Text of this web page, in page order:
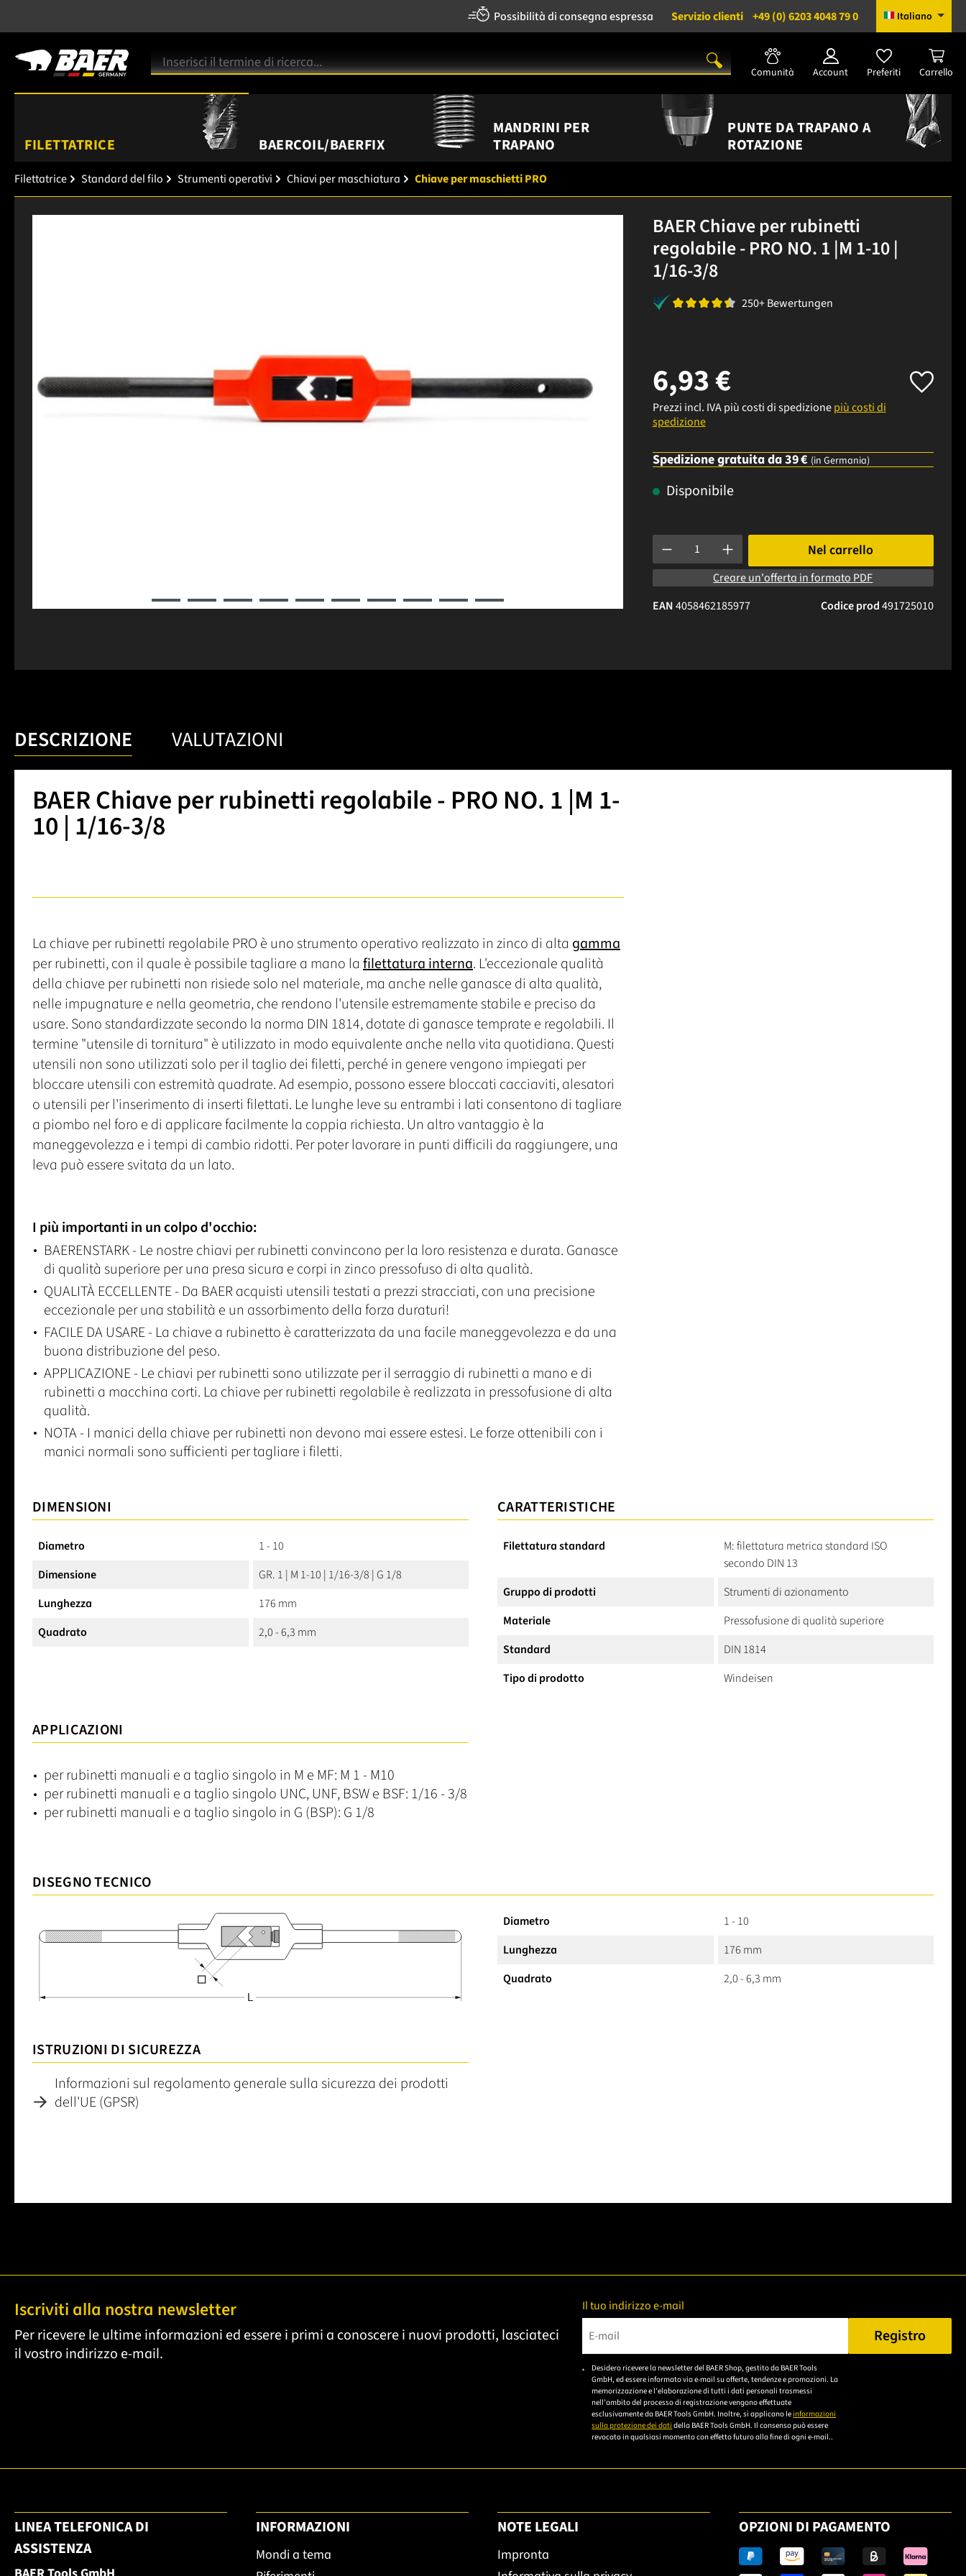
Possibilità di consegna espressa Servizio clienti +49 (0) 6203 4048 79 0 Italiano
Comunità Account Preferiti Carrello
FILETTATRICE BAERCOIL/BAERFIX
MANDRINI PER
TRAPANO
PUNTE DA TRAPANO A
ROTAZIONE
Filettatrice Standard del filo Strumenti operativi Chiavi per maschiatura Chiave per maschietti PRO
BAER Chiave per rubinetti
regolabile - PRO NO. 1 |M 1-10 |
1/16-3/8
250+ Bewertungen
6,93 €
Prezzi incl. IVA più costi di spedizionepiù costi di
spedizione
Spedizione gratuita da 39 € (in Germania)
Disponibile
Quantità del prodotto: inserisci la quantità desiderata o usa i
Nel carrello
Creare un'offerta in formato PDF
Codice prod491725010
EAN4058462185977
DESCRIZIONE VALUTAZIONI
BAER Chiave per rubinetti regolabile - PRO NO. 1 |M 1-
10 | 1/16-3/8
La chiave per rubinetti regolabile PRO è uno strumento operativo realizzato in zinco di alta gamma
per rubinetti, con il quale è possibile tagliare a mano la filettatura interna. L'eccezionale qualità
della chiave per rubinetti non risiede solo nel materiale, ma anche nelle ganasce di alta qualità,
nelle impugnature e nella geometria, che rendono l'utensile estremamente stabile e preciso da
usare. Sono standardizzate secondo la norma DIN 1814, dotate di ganasce temprate e regolabili. Il
termine "utensile di tornitura" è utilizzato in modo equivalente anche nella vita quotidiana. Questi
utensili non sono utilizzati solo per il taglio dei filetti, perché in genere vengono impiegati per
bloccare utensili con estremità quadrate. Ad esempio, possono essere bloccati cacciaviti, alesatori
o utensili per l'inserimento di inserti filettati. Le lunghe leve su entrambi i lati consentono di tagliare
a piombo nel foro e di applicare facilmente la coppia richiesta. Un altro vantaggio è la
maneggevolezza e i tempi di cambio ridotti. Per poter lavorare in punti difficili da raggiungere, una
leva può essere svitata da un lato.
I più importanti in un colpo d'occhio:
BAERENSTARK - Le nostre chiavi per rubinetti convincono per la loro resistenza e durata. Ganasce
di qualità superiore per una presa sicura e corpi in zinco pressofuso di alta qualità.
QUALITÀ ECCELLENTE - Da BAER acquisti utensili testati a prezzi stracciati, con una precisione
eccezionale per una stabilità e un assorbimento della forza duraturi!
FACILE DA USARE - La chiave a rubinetto è caratterizzata da una facile maneggevolezza e da una
buona distribuzione del peso.
APPLICAZIONE - Le chiavi per rubinetti sono utilizzate per il serraggio di rubinetti a mano e di
rubinetti a macchina corti. La chiave per rubinetti regolabile è realizzata in pressofusione di alta
qualità.
NOTA - I manici della chiave per rubinetti non devono mai essere estesi. Le forze ottenibili con i
manici normali sono sufficienti per tagliare i filetti.
DIMENSIONI
Diametro
1 - 10
Dimensione
GR. 1 | M 1-10 | 1/16-3/8 | G 1/8
Lunghezza
176 mm
Quadrato
2,0 - 6,3 mm
CARATTERISTICHE
Filettatura standard
M: filettatura metrica standard ISO
secondo DIN 13
Gruppo di prodotti
Strumenti di azionamento
Materiale
Pressofusione di qualità superiore
Standard
DIN 1814
Tipo di prodotto
Windeisen
APPLICAZIONI
per rubinetti manuali e a taglio singolo in M e MF: M 1 - M10
per rubinetti manuali e a taglio singolo UNC, UNF, BSW e BSF: 1/16 - 3/8
per rubinetti manuali e a taglio singolo in G (BSP): G 1/8
DISEGNO TECNICO
Diametro
1 - 10
Lunghezza
176 mm
Quadrato
2,0 - 6,3 mm
ISTRUZIONI DI SICUREZZA
Informazioni sul regolamento generale sulla sicurezza dei prodotti
dell'UE (GPSR)
Iscriviti alla nostra newsletter
Per ricevere le ultime informazioni ed essere i primi a conoscere i nuovi prodotti, lasciateci
il vostro indirizzo e-mail.
Il tuo indirizzo e-mail
Bitte geben Sie eine gültige E-Mail-Adresse ein.
Registro
Desidero ricevere la newsletter del BAER Shop, gestito da BAER Tools
GmbH, ed essere informato via e-mail su offerte, tendenze e promozioni. La
memorizzazione e l'elaborazione di tutti i dati personali trasmessi
nell'ambito del processo di registrazione vengono effettuate
esclusivamente da BAER Tools GmbH. Inoltre, si applicano le informazioni
sulla protezione dei dati della BAER Tools GmbH. Il consenso può essere
revocato in qualsiasi momento con effetto futuro alla fine di ogni e-mail..
LINEA TELEFONICA DI
ASSISTENZA
INFORMAZIONI
Mondi a tema
NOTE LEGALI
Impronta
OPZIONI DI PAGAMENTO